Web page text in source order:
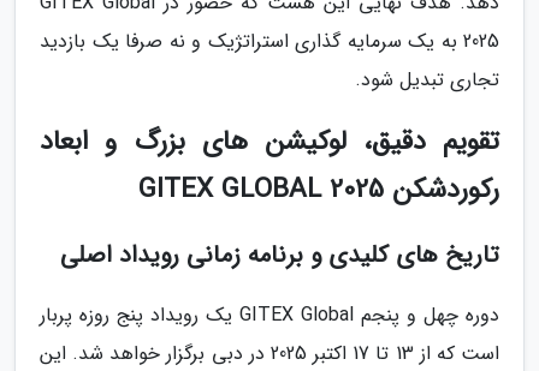
2025 به یک سرمایه گذاری استراتژیک و نه صرفا یک بازدید
تجاری تبدیل شود.
تقویم دقیق، لوکیشن های بزرگ و ابعاد
رکوردشکن GITEX GLOBAL 2025
تاریخ های کلیدی و برنامه زمانی رویداد اصلی
دوره چهل و پنجم GITEX Global یک رویداد پنج روزه پربار
است که از 13 تا 17 اکتبر 2025 در دبی برگزار خواهد شد. این